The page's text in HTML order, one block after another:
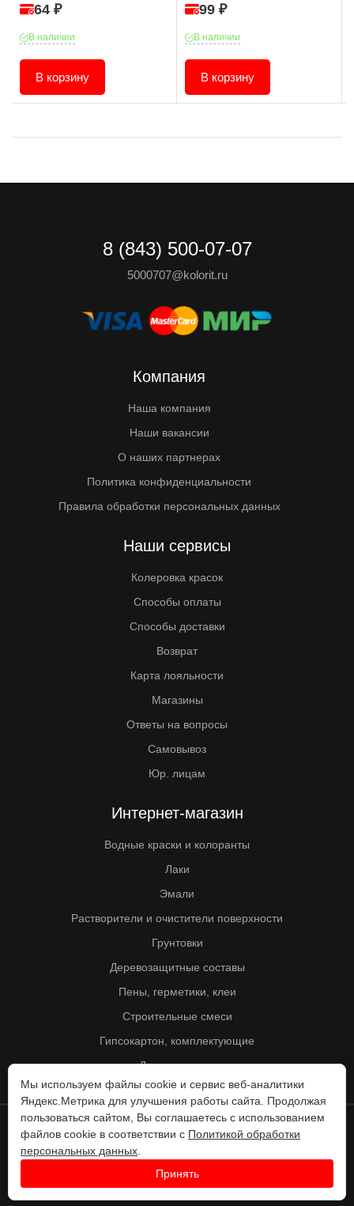
64 ₽
В наличии
В корзину
99 ₽
В наличии
В корзину
8 (843) 500-07-07
5000707@kolorit.ru
Компания
Наша компания
Наши вакансии
О наших партнерах
Политика конфиденциальности
Правила обработки персональных данных
Наши сервисы
Колеровка красок
Способы оплаты
Способы доставки
Возврат
Карта лояльности
Магазины
Ответы на вопросы
Самовывоз
Юр. лицам
Интернет-магазин
Водные краски и колоранты
Лаки
Эмали
Растворители и очистители поверхности
Грунтовки
Деревозащитные составы
Пены, герметики, клеи
Строительные смеси
Гипсокартон, комплектующие
Другие товары
© Колорит 1995 - 2026
Разработка веб-сайта -
Мы используем файлы cookie и сервис веб-аналитики
Яндекс.Метрика для улучшения работы сайта. Продолжая
пользоваться сайтом, Вы соглашаетесь с использованием
файлов cookie в соответствии с Политикой обработки
персональных данных
Принять